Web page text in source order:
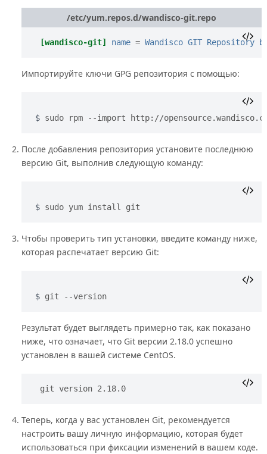
/etc/yum.repos.d/wandisco-git.repo
[wandisco-git] name = Wandisco GIT Repository
Импортируйте ключи GPG репозитория с помощью:
sudo rpm --import http://opensource.wandisco.com/
После добавления репозитория установите последнюю
версию Git, выполнив следующую команду:
sudo yum install git
Чтобы проверить тип установки, введите команду ниже,
которая распечатает версию Git:
git --version
Результат будет выглядеть примерно так, как показано
ниже, что означает, что Git версии 2.18.0 успешно
установлен в вашей системе CentOS.
git version 2.18.0
Теперь, когда у вас установлен Git, рекомендуется
настроить вашу личную информацию, которая будет
использоваться при фиксации изменений в вашем коде.